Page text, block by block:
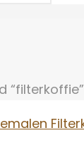
“filterkoffie”